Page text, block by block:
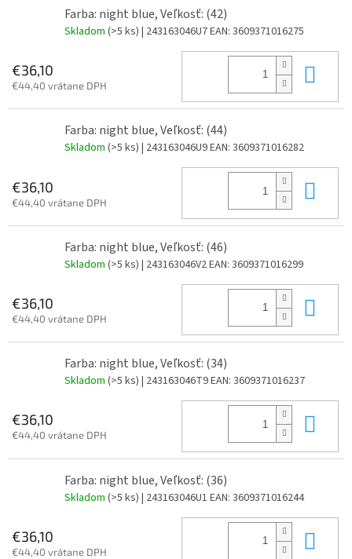
Farba: night blue, Veľkosť: (42)
Skladom (>5 ks) | 243163046U7EAN: 3609371016275
€36,10
€44,40 vrátane DPH
Farba: night blue, Veľkosť: (44)
Skladom (>5 ks) | 243163046U9EAN: 3609371016282
€36,10
€44,40 vrátane DPH
Farba: night blue, Veľkosť: (46)
Skladom (>5 ks) | 243163046V2EAN: 3609371016299
€36,10
€44,40 vrátane DPH
Farba: night blue, Veľkosť: (34)
Skladom (>5 ks) | 243163046T9EAN: 3609371016237
€36,10
€44,40 vrátane DPH
Farba: night blue, Veľkosť: (36)
Skladom (>5 ks) | 243163046U1 EAN: 3609371016244
€36,10
€44,40 vrátane DPH